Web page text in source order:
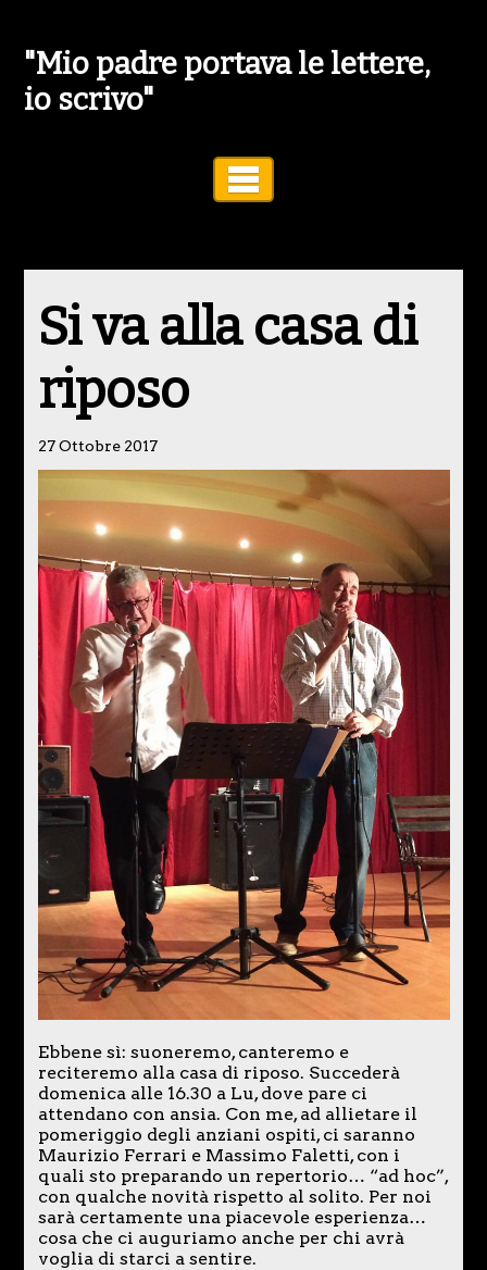
"Mio padre portava le lettere,
io scrivo"
Si va alla casa di
riposo
27 Ottobre 2017
Ebbene sì: suoneremo, canteremo e
reciteremo alla casa di riposo. Succederà
domenica alle 16.30 a Lu, dove pare ci
attendano con ansia. Con me, ad allietare il
pomeriggio degli anziani ospiti, ci saranno
Maurizio Ferrari e Massimo Faletti, con i
quali sto preparando un repertorio… “ad hoc”,
con qualche novità rispetto al solito. Per noi
sarà certamente una piacevole esperienza…
cosa che ci auguriamo anche per chi avrà
voglia di starci a sentire.